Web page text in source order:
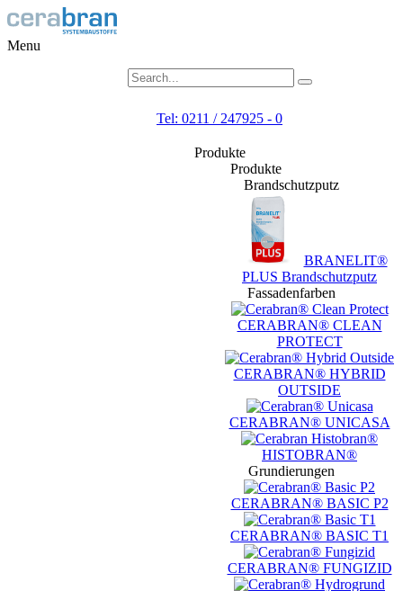
Menu
Tel: 0211 / 247925 - 0
Produkte
Produkte
Brandschutzputz
BRANELIT®
PLUS Brandschutzputz
Fassadenfarben
CERABRAN® CLEAN
PROTECT
CERABRAN® HYBRID
OUTSIDE
CERABRAN® UNICASA
HISTOBRAN®
Grundierungen
CERABRAN® BASIC P2
CERABRAN® BASIC T1
CERABRAN® FUNGIZID